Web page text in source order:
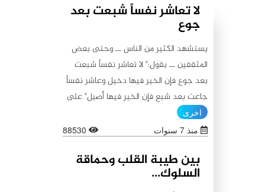
لا تعاشر نفساً شبعت بعد
جوع
يستشهد الكثير من الناس ــ وحتى بعض
المثقفين ــ بقول:" لا تعاشر نفساً شبعت
بعد جوع فإن الخير فيها دخيل وعاشر نفساً
جاعت بعد شبع فإن الخير فيها أصيل" على
أنه من أقوال أمير المؤمنين علي (عليه
السلام)، كما يستشهدون أيضاً بقولٍ آخر
الأول من حيث المعنى:"اطلبوا الخير من
بطون شبعت ثم جاعت لأن الخير فيها باق،
اخرى
منذ 7 سنوات
88530
بين طيبة القلب وحماقة
السلوك...